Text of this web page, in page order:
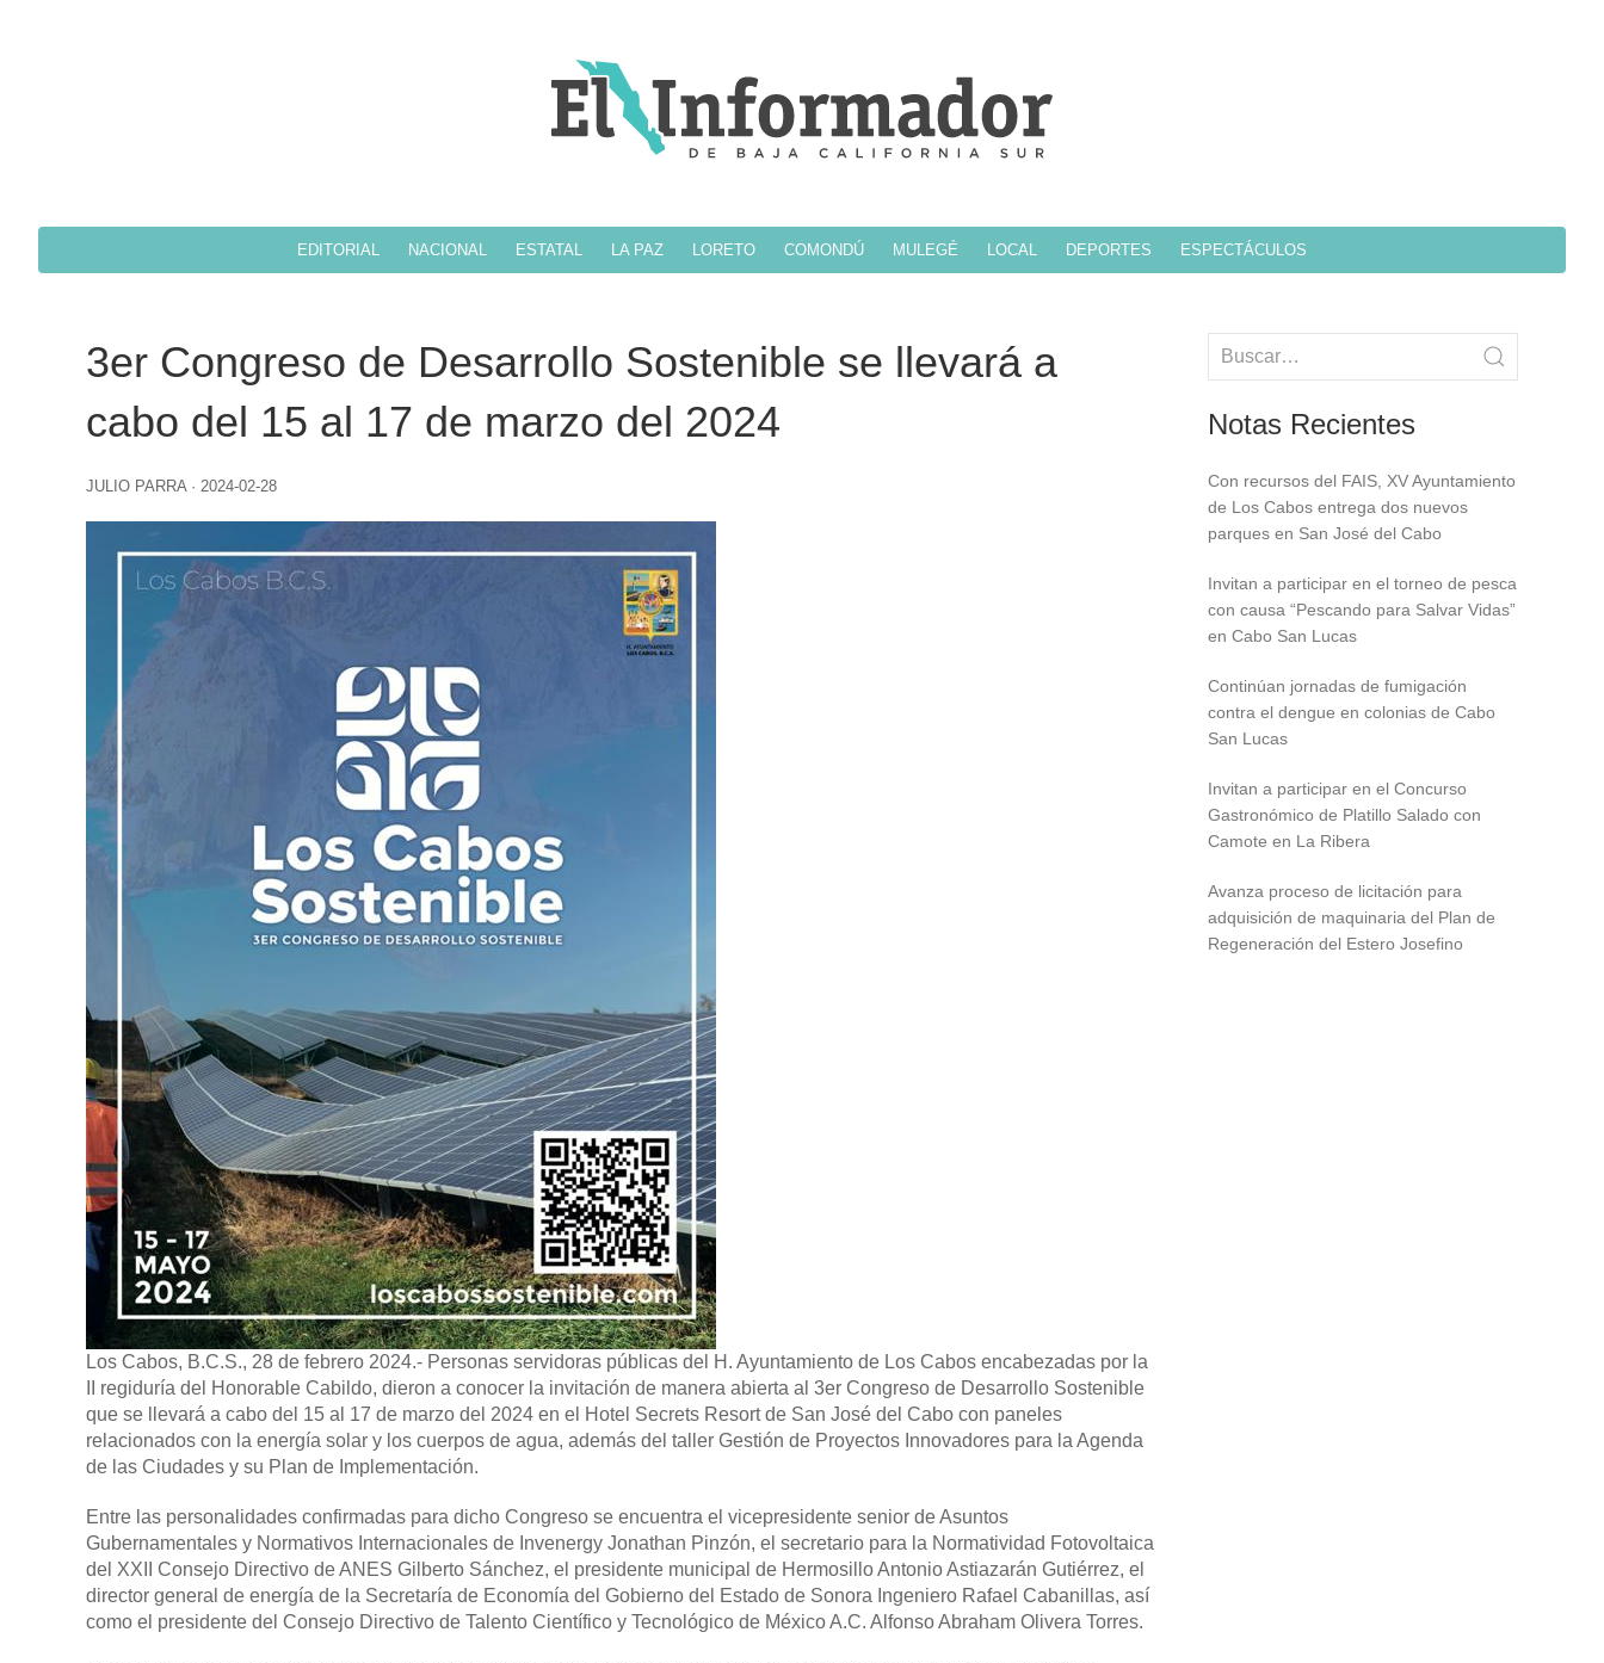
EDITORIAL NACIONAL ESTATAL LA PAZ LORETO COMONDÚ MULEGÉ LOCAL DEPORTES ESPECTÁCULOS
3er Congreso de Desarrollo Sostenible se llevará a
cabo del 15 al 17 de marzo del 2024
JULIO PARRA · 2024-02-28
Los Cabos, B.C.S., 28 de febrero 2024.- Personas servidoras públicas del H. Ayuntamiento de Los Cabos encabezadas por la
II regiduría del Honorable Cabildo, dieron a conocer la invitación de manera abierta al 3er Congreso de Desarrollo Sostenible
que se llevará a cabo del 15 al 17 de marzo del 2024 en el Hotel Secrets Resort de San José del Cabo con paneles
relacionados con la energía solar y los cuerpos de agua, además del taller Gestión de Proyectos Innovadores para la Agenda
de las Ciudades y su Plan de Implementación.
Entre las personalidades confirmadas para dicho Congreso se encuentra el vicepresidente senior de Asuntos
Gubernamentales y Normativos Internacionales de Invenergy Jonathan Pinzón, el secretario para la Normatividad Fotovoltaica
del XXII Consejo Directivo de ANES Gilberto Sánchez, el presidente municipal de Hermosillo Antonio Astiazarán Gutiérrez, el
director general de energía de la Secretaría de Economía del Gobierno del Estado de Sonora Ingeniero Rafael Cabanillas, así
como el presidente del Consejo Directivo de Talento Científico y Tecnológico de México A.C. Alfonso Abraham Olivera Torres.
Notas Recientes
Con recursos del FAIS, XV Ayuntamiento
de Los Cabos entrega dos nuevos
parques en San José del Cabo
Invitan a participar en el torneo de pesca
con causa “Pescando para Salvar Vidas”
en Cabo San Lucas
Continúan jornadas de fumigación
contra el dengue en colonias de Cabo
San Lucas
Invitan a participar en el Concurso
Gastronómico de Platillo Salado con
Camote en La Ribera
Avanza proceso de licitación para
adquisición de maquinaria del Plan de
Regeneración del Estero Josefino